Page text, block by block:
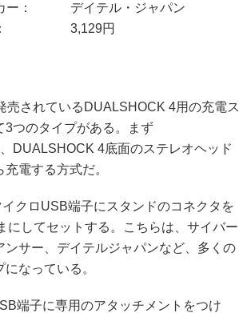
ー：
デイテル・ジャパン
3,129円
されているDUALSHOCK 4用の充電ス
3つのタイプがある。まず
DUALSHOCK 4底面のステレオヘッド
電する方式だ。
クロUSB端子にスタンドのコネクタを
してセットする。こちらは、サイバー
サー、デイテルジャパンなど、多くの
なっている。
端子に専用のアタッチメントをつけ